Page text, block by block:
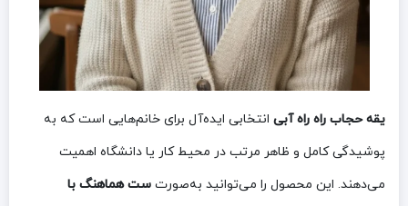
یقه حجاب راه راه آبی انتخابی ایده‌آل برای خانم‌هایی است که به
پوشیدگی کامل و ظاهر مرتب در محیط کار یا دانشگاه اهمیت
می‌دهند. این محصول را می‌توانید به‌صورت ست هماهنگ با